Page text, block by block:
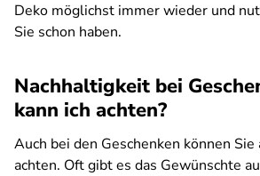
Deko möglichst immer wieder und
Sie schon haben.
Nachhaltigkeit bei
kann ich achten?
Auch bei den Geschenken können
achten. Oft gibt es das Gewünschte